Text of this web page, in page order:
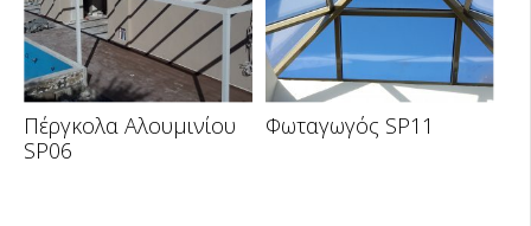
Πέργκολα Αλουμινίου
SP06
Φωταγωγός SP11